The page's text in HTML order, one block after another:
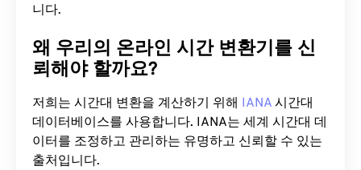
니다.
왜 우리의 온라인 시간 변환기를 신
뢰해야 할까요?
저희는 시간대 변환을 계산하기 위해 IANA 시간대
데이터베이스를 사용합니다. IANA는 세계 시간대 데
이터를 조정하고 관리하는 유명하고 신뢰할 수 있는
출처입니다.